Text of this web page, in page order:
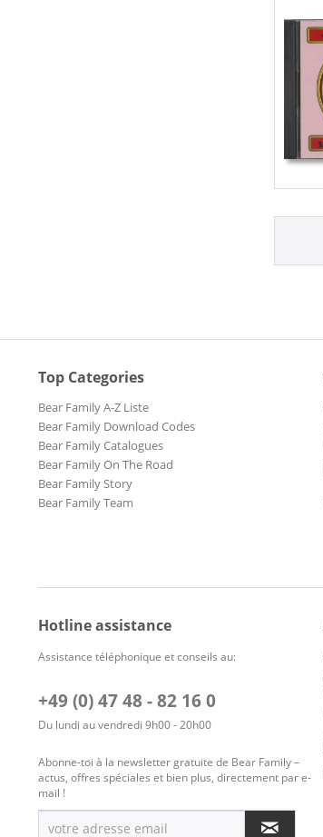
Top Categories
Bear Family A-Z Liste
Bear Family Download Codes
Bear Family Catalogues
Bear Family On The Road
Bear Family Story
Bear Family Team
Hotline assistance
Assistance téléphonique et conseils au:
+49 (0) 47 48 - 82 16 0
Du lundi au vendredi 9h00 - 20h00
Abonne-toi à la newsletter gratuite de Bear Family –
actus, offres spéciales et bien plus, directement par e-
mail !